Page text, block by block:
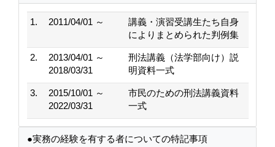
1. 2011/04/01 ～
講義・演習受講生たち自身
によりまとめられた判例集
2.
2013/04/01 ～
2018/03/31
刑法講義（法学部向け）説
明資料一式
3.
2015/10/01 ～
2022/03/31
市民のための刑法講義資料
一式
●実務の経験を有する者についての特記事項